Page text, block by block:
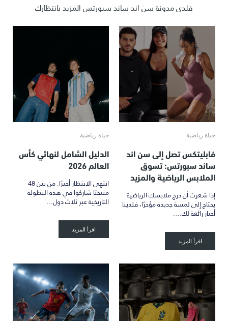
فلدى مدونة سن اند ساند سبورتس المزيد بانتظارك
حياة رياضية
فابليتكس تصل إلى سن اند
ساند سبورتس: تسوق
الملابس الرياضية والمزيد
إذا شعرت أن درج ملابسك الرياضية
يحتاج إلى لمسة جديدة مؤخرًا، فلدينا
أخبار رائعة لك….
اقرأ المزيد
حياة رياضية
الدليل الشامل لنهائي كأس
العالم 2026
انتهى الانتظار أخيرًا. من بين 48
منتخبًا شاركوا في هذه البطولة
التاريخية عبر ثلاث دول…
اقرأ المزيد